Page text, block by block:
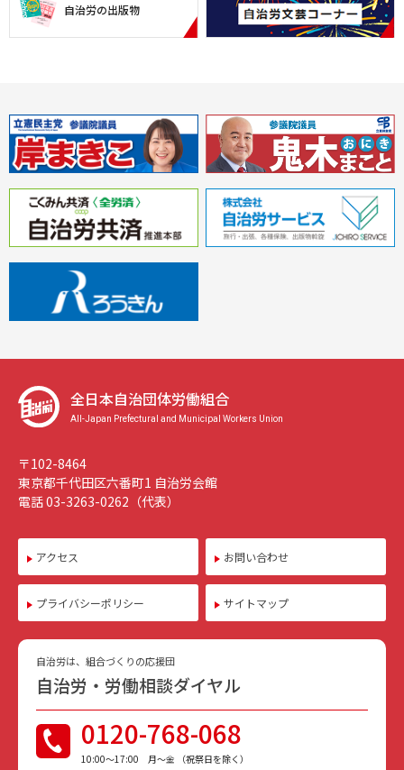
自治労の出版物
全日本自治団体労働組合
All-Japan Prefectural and Municipal Workers Union
〒102-8464
東京都千代田区六番町1 自治労会館
電話 03-3263-0262（代表）
アクセス お問い合わせ
プライバシーポリシー サイトマップ
自治労は、組合づくりの応援団
自治労・労働相談ダイヤル
0120-768-068
10:00〜17:00 月〜金 （祝祭日を除く）